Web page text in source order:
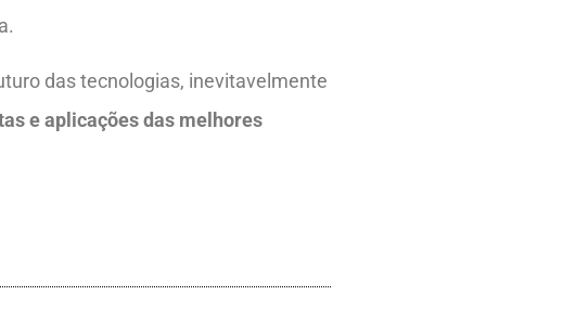
das tecnologias, inevitavelmente
e aplicações das melhores